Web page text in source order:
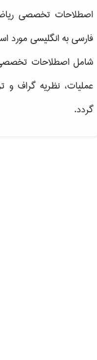
اصطلاحات تخصصی
فارسی به انگلیسی مورد
شامل اصطلاحات
عملیات، نظریه گراف و
گردد.